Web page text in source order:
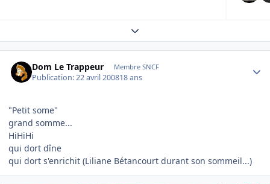
Expand topic overview
Dom Le Trappeur Membre SNCF
Publication:22 avril 200818 ans
"Petit some"
grand somme...
HiHiHi
qui dort dîne
qui dort s'enrichit (Liliane Bétancourt durant son sommeil...)